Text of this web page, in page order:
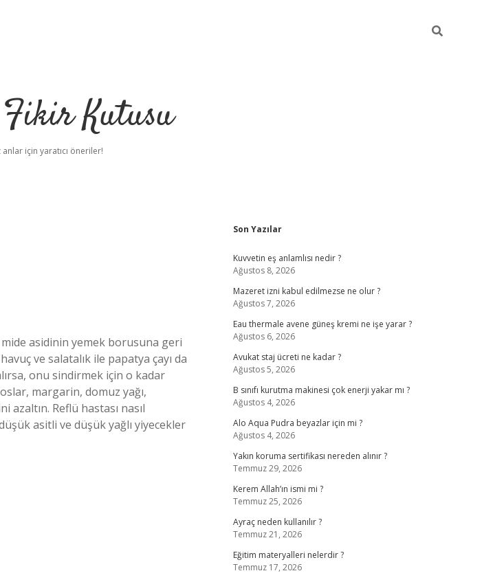
Kutusu
için yaratıcı öneriler!
asidinin yemek borusuna geri
ve salatalık ile papatya çayı da
onu sindirmek için o kadar
margarin, domuz yağı,
Reflü hastası nasıl
asitli ve düşük yağlı yiyecekler
Sidebar
Son Yazılar
Kuvvetin eş anlamlısı nedir ?
Ağustos 8, 2026
Mazeret izni kabul edilmezse ne olur ?
Ağustos 7, 2026
Eau thermale avene güneş kremi ne işe yarar ?
Ağustos 6, 2026
Avukat staj ücreti ne kadar ?
Ağustos 5, 2026
B sınıfı kurutma makinesi çok enerji yakar mı ?
Ağustos 4, 2026
Alo Aqua Pudra beyazlar için mi ?
Ağustos 4, 2026
Yakın koruma sertifikası nereden alınır ?
Temmuz 29, 2026
Kerem Allah’ın ismi mi ?
Temmuz 25, 2026
Ayraç neden kullanılır ?
Temmuz 21, 2026
Eğitim materyalleri nelerdir ?
Temmuz 17, 2026